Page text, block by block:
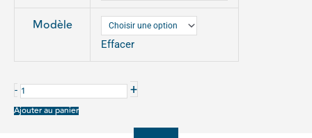
Modèle
Effacer
-
EDGE
SUR
POTEAUX
+
Ajouter au panier